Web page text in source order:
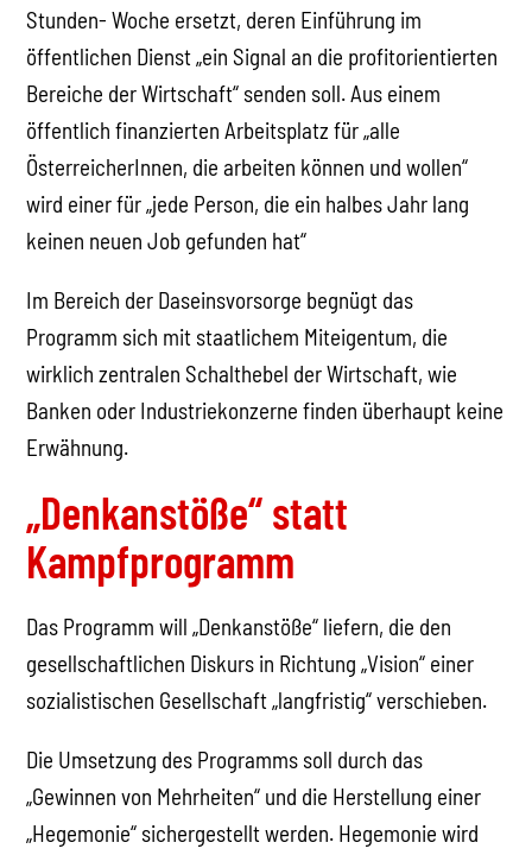
Stunden- Woche ersetzt, deren Einführung im
öffentlichen Dienst „ein Signal an die profitorientierten
Bereiche der Wirtschaft“ senden soll. Aus einem
öffentlich finanzierten Arbeitsplatz für „alle
ÖsterreicherInnen, die arbeiten können und wollen“
wird einer für „jede Person, die ein halbes Jahr lang
keinen neuen Job gefunden hat“
Im Bereich der Daseinsvorsorge begnügt das
Programm sich mit staatlichem Miteigentum, die
wirklich zentralen Schalthebel der Wirtschaft, wie
Banken oder Industriekonzerne finden überhaupt keine
Erwähnung.
„Denkanstöße“ statt
Kampfprogramm
Das Programm will „Denkanstöße“ liefern, die den
gesellschaftlichen Diskurs in Richtung „Vision“ einer
sozialistischen Gesellschaft „langfristig“ verschieben.
Die Umsetzung des Programms soll durch das
„Gewinnen von Mehrheiten“ und die Herstellung einer
„Hegemonie“ sichergestellt werden. Hegemonie wird